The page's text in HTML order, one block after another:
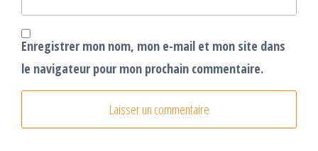
Enregistrer mon nom, mon e-mail et mon site dans
le navigateur pour mon prochain commentaire.